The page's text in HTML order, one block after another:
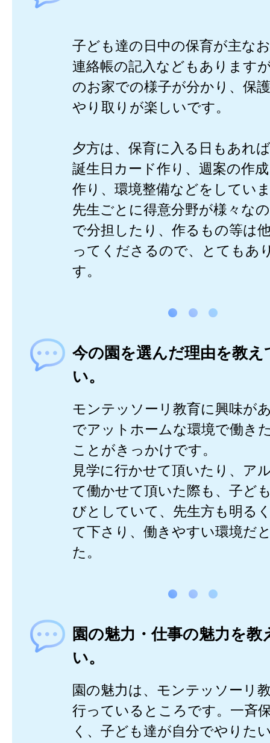
子ども達の日中の保育が主な
連絡帳の記入などもあります
のお家での様子が分かり、保
やり取りが楽しいです。
夕方は、保育に入る日もあれ
誕生日カード作り、週案の作
作り、環境整備などをしてい
先生ごとに得意分野が様々な
で分担したり、作るもの等は
ってくださるので、とてもあ
す。
今の園を選んだ理由を教え
い。
モンテッソーリ教育に興味が
でアットホームな環境で働き
ことがきっかけです。
見学に行かせて頂いたり、ア
て働かせて頂いた際も、子ど
びとしていて、先生方も明る
て下さり、働きやすい環境だ
た。
園の魅力・仕事の魅力を教
い。
園の魅力は、モンテッソーリ
行っているところです。一斉
く、子ども達が自分でやりた